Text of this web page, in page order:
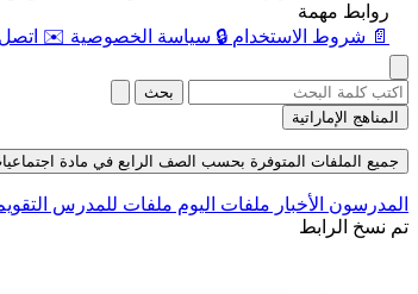
روابط مهمة
📄 شروط الاستخدام 🔒 سياسة الخصوصية ✉️
بحث
المناهج الإماراتية
جميع الملفات المتوفرة بحسب الصف الرابع في مادة اجتماعيات
المدرسون الأخبار ملفات اليوم ملفات للمدرس
تم نسخ الرابط